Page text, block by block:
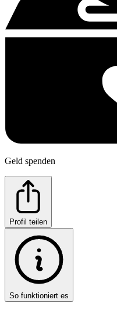
Geld spenden
Profil teilen
So funktioniert es